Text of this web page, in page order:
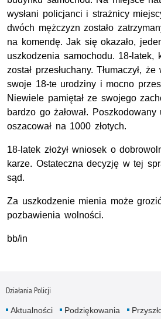
wysłani policjanci i strażnicy
dwóch mężczyzn zostało
na komendę. Jak się okazało,
uszkodzenia samochodu. 18-latek,
został przesłuchany. Tłumaczył, że
swoje 18-te urodziny i mocno
Niewiele pamiętał ze swojego
bardzo go żałował. Poszkodowany
oszacował na 1000 złotych.
18-latek złożył wniosek o
karze. Ostateczna decyzję w tej
sąd.
Za uszkodzenie mienia może
pozbawienia wolności.
bb/in
Działania Policji
Aktualności Podziękowania